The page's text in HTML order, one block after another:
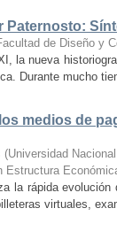
Paternosto:
de Diseño y
la nueva
Durante mucho
medios de
(Universidad
Estructura
la rápida
virtuales,